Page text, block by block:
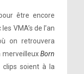
être encore
VMA’s de l’an
on retrouvera
merveilleuxBorn
soient à la